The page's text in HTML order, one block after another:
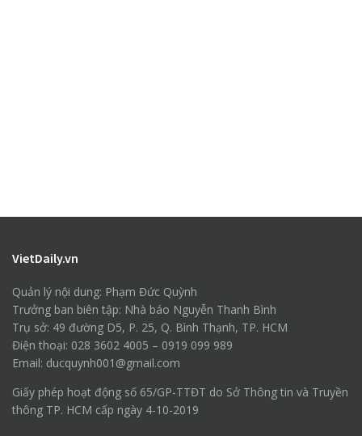
VietDaily.vn
Quản lý nội dung: Phạm Đức Quỳnh
Trưởng ban biên tập: Nhà báo Nguyễn Thanh Bình
Trụ sở: 49 đường D5, P. 25, Q. Bình Thạnh, TP. HCM
Điện thoại: 028 3602 4005 – 0919 099 989
Email: ducquynh001@gmail.com
Giấy phép hoạt động số 65/GP-TTĐT do Sở Thông tin và Truyền
thông TP. HCM cấp ngày 4-10-2019